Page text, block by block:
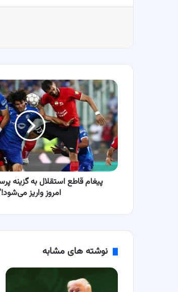
پیغام
قاطع
استقلال
به
گزینه
پرسپولیس:
"پول
امروز
واریز
می‌شود!"پیغام قاطع استقلال به گزینه
امروز واریز
نوشته های مشابه